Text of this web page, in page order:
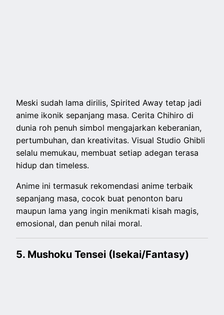
Meski sudah lama dirilis, Spirited Away tetap jadi
anime ikonik sepanjang masa. Cerita Chihiro di
dunia roh penuh simbol mengajarkan keberanian,
pertumbuhan, dan kreativitas. Visual Studio Ghibli
selalu memukau, membuat setiap adegan terasa
hidup dan timeless.
Anime ini termasuk rekomendasi anime terbaik
sepanjang masa, cocok buat penonton baru
maupun lama yang ingin menikmati kisah magis,
emosional, dan penuh nilai moral.
5. Mushoku Tensei (Isekai/Fantasy)